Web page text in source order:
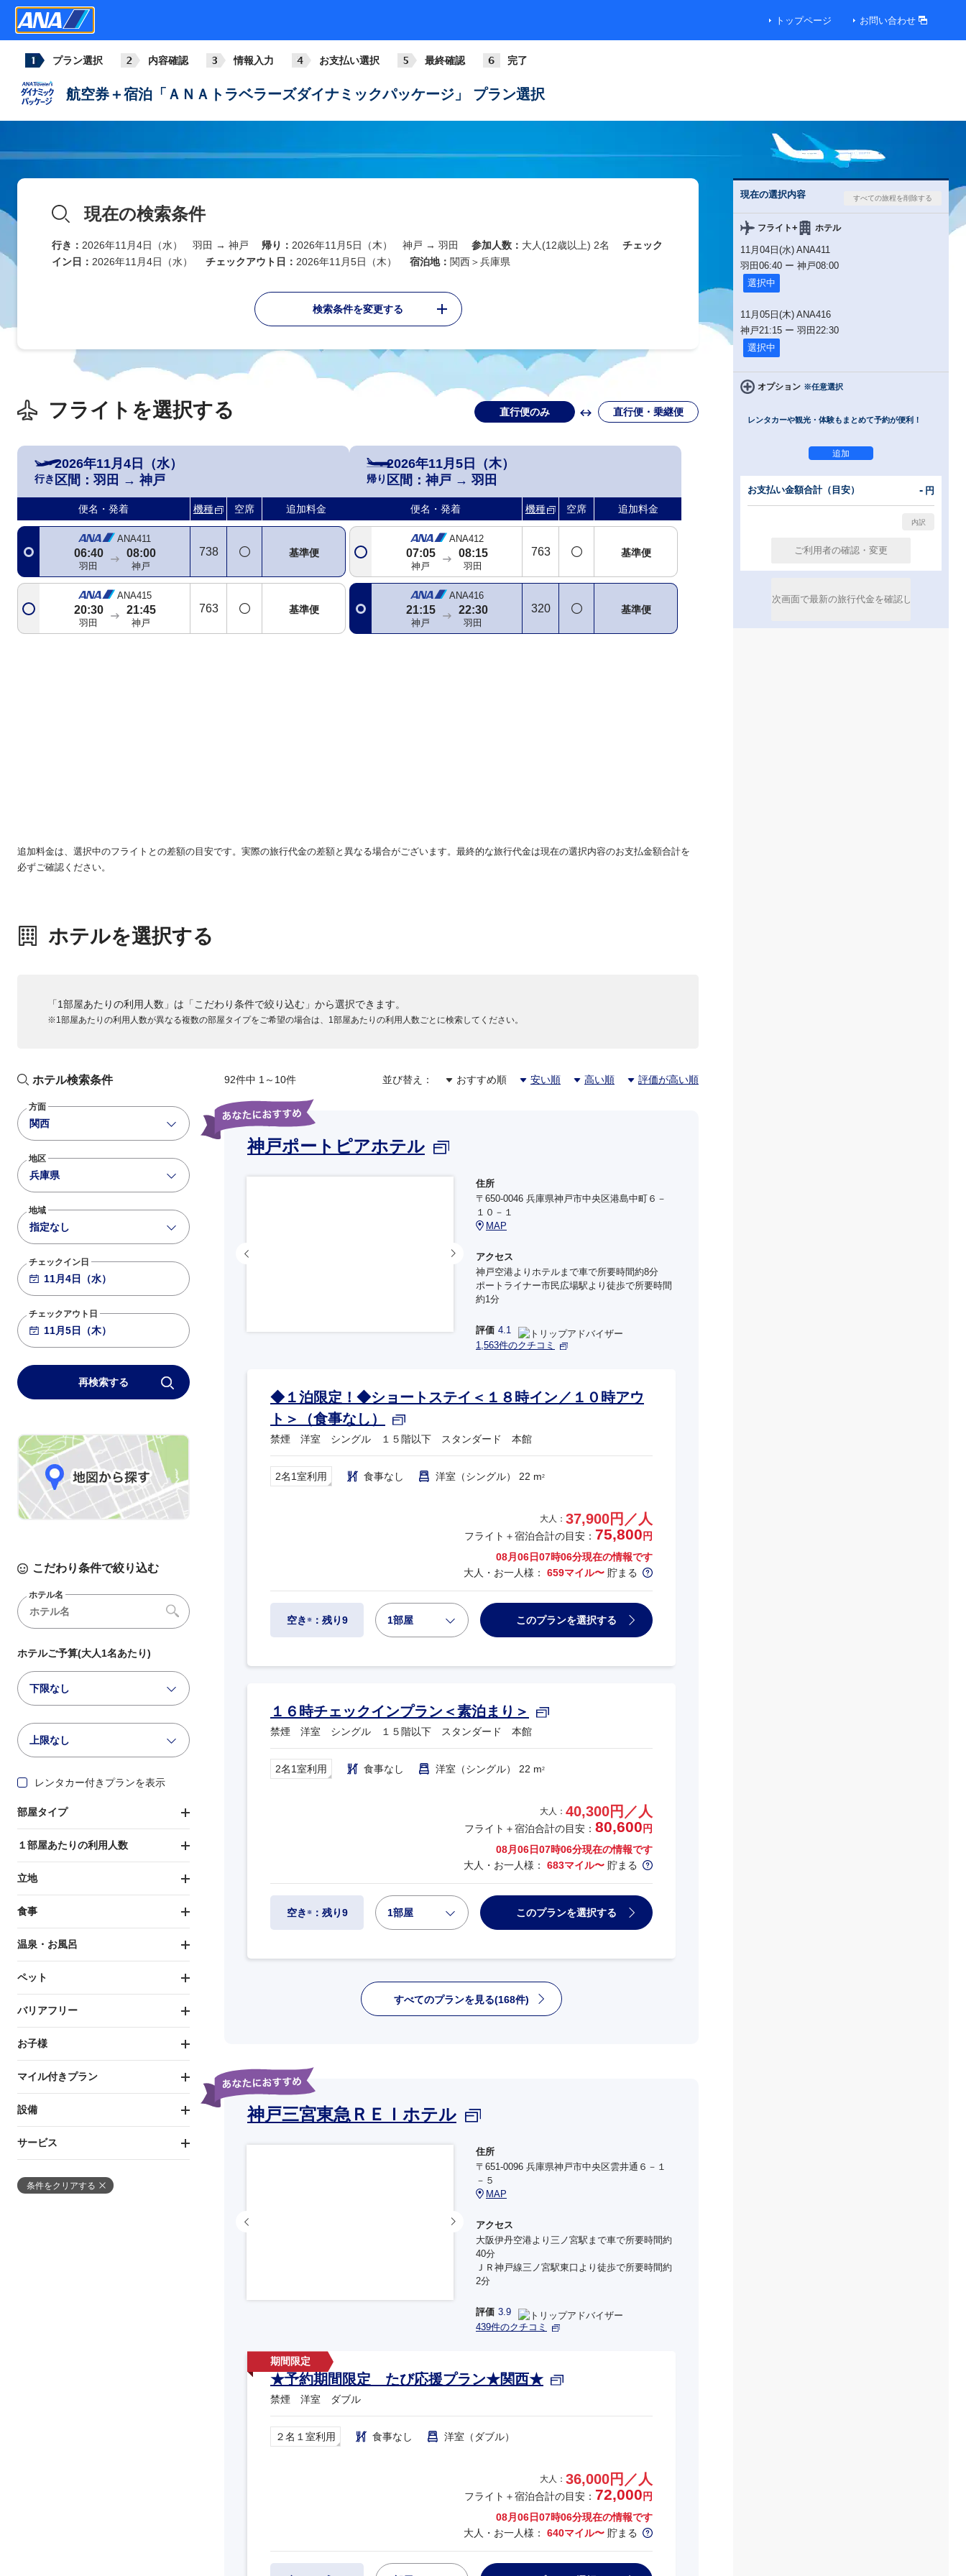
トップページ お問い合わせ
プラン選択 内容確認 情報入力 お支払い選択 最終確認 完了
航空券＋宿泊「ＡＮＡトラベラーズダイナミックパッケージ」 プラン選択
現在の検索条件
行き： 2026年11月4日（水） 羽田 → 神戸 帰り： 2026年11月5日（木） 神戸 → 羽田 参加人数： 大人(12歳以上) 2名
チェック
イン日： 2026年11月4日（水） チェックアウト日： 2026年11月5日（木） 宿泊地： 関西＞兵庫県
検索条件を変更する
フライトを選択する 直行便のみ 直行便・乗継便
行き
2026年11月4日（水）
区間： 羽田 → 神戸
便名・発着 機種 空席 追加料金
ANA411
06:40
羽田
08:00
神戸
738 基準便
ANA415
20:30
羽田
21:45
神戸
763 基準便
帰り
2026年11月5日（木）
区間： 神戸 → 羽田
便名・発着 機種 空席 追加料金
ANA412
07:05
神戸
08:15
羽田
763 基準便
ANA416
21:15
神戸
22:30
羽田
320 基準便
追加料金は、選択中のフライトとの差額の目安です。実際の旅行代金の差額と異なる場合がございます。最終的な旅行代金は現在の選択内容のお支払金額合計を
必ずご確認ください。
ホテルを選択する
「1部屋あたりの利用人数」は「こだわり条件で絞り込む」から選択できます。
※1部屋あたりの利用人数が異なる複数の部屋タイプをご希望の場合は、1部屋あたりの利用人数ごとに検索してください。
ホテル検索条件
方面
関西
地区
兵庫県
地域
指定なし
チェックイン日
チェックアウト日
再検索する
こだわり条件で絞り込む
ホテル名
ホテルご予算(大人1名あたり)
下限なし
上限なし
レンタカー付きプランを表示
部屋タイプ
１部屋あたりの利用人数
立地
食事
温泉・お風呂
ペット
バリアフリー
お子様
マイル付きプラン
設備
サービス
条件をクリアする
92件中 1～10件 並び替え： おすすめ順 安い順 高い順 評価が高い順
神戸ポートピアホテル
住所
〒650-0046 兵庫県神戸市中央区港島中町６－
１０－１
MAP
アクセス
神戸空港よりホテルまで車で所要時間約8分
ポートライナー市民広場駅より徒歩で所要時間
約1分
評価 4.1
1,563件のクチコミ
◆１泊限定！◆ショートステイ＜１８時イン／１０時アウ
ト＞（食事なし）
禁煙 洋室 シングル １５階以下 スタンダード 本館
2名1室利用 食事なし 洋室（シングル） 22 m2
大人： 37,900円／人
フライト＋宿泊合計の目安： 75,800 円
08月06日07時06分現在の情報です
大人・お一人様： 659マイル〜 貯まる
空き ※：残り9 1部屋 このプランを選択する
１６時チェックインプラン＜素泊まり＞
禁煙 洋室 シングル １５階以下 スタンダード 本館
2名1室利用 食事なし 洋室（シングル） 22 m2
大人： 40,300円／人
フライト＋宿泊合計の目安： 80,600 円
08月06日07時06分現在の情報です
大人・お一人様： 683マイル〜 貯まる
空き ※：残り9 1部屋 このプランを選択する
すべてのプランを見る(168件)
神戸三宮東急ＲＥＩホテル
住所
〒651-0096 兵庫県神戸市中央区雲井通６－１
－５
MAP
アクセス
大阪伊丹空港より三ノ宮駅まで車で所要時間約
40分
ＪＲ神戸線三ノ宮駅東口より徒歩で所要時間約
2分
評価 3.9
439件のクチコミ
★予約期間限定 たび応援プラン★関西★
禁煙 洋室 ダブル
２名１室利用 食事なし 洋室（ダブル）
大人： 36,000円／人
フライト＋宿泊合計の目安： 72,000 円
08月06日07時06分現在の情報です
大人・お一人様： 640マイル〜 貯まる
現在の選択内容
フライト+ ホテル
11月04日(水) ANA411
羽田 06:40 ー 神戸08:00
選択中
11月05日(木) ANA416
神戸21:15 ー 羽田 22:30
選択中
オプション ※任意選択
レンタカーや観光・体験もまとめて予約が便利！
お支払い金額合計（目安） - 円